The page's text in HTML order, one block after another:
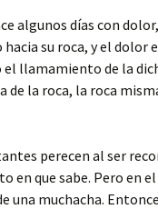
algunos días con
su roca, y el
llamamiento de la
la roca, la roca
perecen al ser
en que sabe. Pero en
una muchacha.